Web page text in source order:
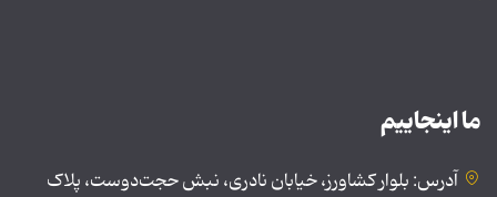
ما اینجاییم
آدرس: بلوار کشاورز، خیابان نادری، نبش حجت‌دوست، پلاک